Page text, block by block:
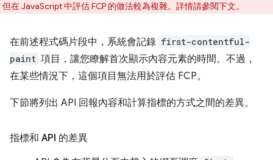
在 JavaScript 中評估 FCP 的做法較為複雜。詳情請參閱下文。
在前述程式碼片段中，系統會記錄 first-contentful-
paint 項目，讓您瞭解首次顯示內容元素的時間。不過，
在某些情況下，這個項目無法用於評估 FCP。
下節將列出 API 回報內容和計算指標的方式之間的差異。
指標和 API 的差異